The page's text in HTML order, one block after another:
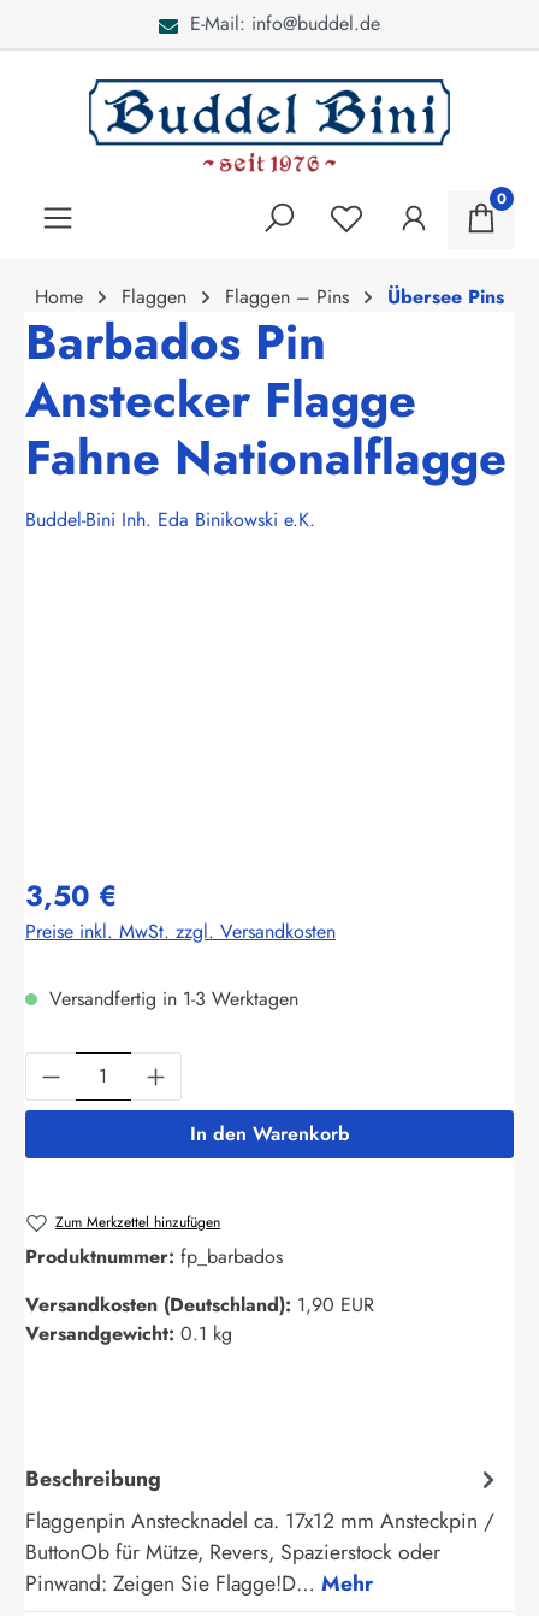
E-Mail: info@buddel.de
0
Home Flaggen Flaggen – Pins Übersee Pins
Barbados Pin
Anstecker Flagge
Fahne Nationalflagge
Buddel-Bini Inh. Eda Binikowski e.K.
3,50 €
Preise inkl. MwSt. zzgl. Versandkosten
Versandfertig in 1-3 Werktagen
Produkt Anzahl: Gib den gewünschten
In den Warenkorb
Zum Merkzettel hinzufügen
Produktnummer: fp_barbados
Versandkosten (Deutschland): 1,90 EUR
Versandgewicht: 0.1 kg
Beschreibung
Flaggenpin Anstecknadel ca. 17x12 mm Ansteckpin /
ButtonOb für Mütze, Revers, Spazierstock oder
Pinwand: Zeigen Sie Flagge!D… Mehr